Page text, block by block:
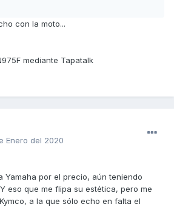
con la moto...
mediante Tapatalk
Enero del 2020
Yamaha por el precio, aún teniendo
eso que me flipa su estética, pero me
a la que sólo echo en falta el